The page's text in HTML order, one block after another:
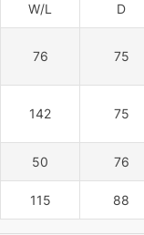
W/L D
76 75
142 75
50 76
115 88